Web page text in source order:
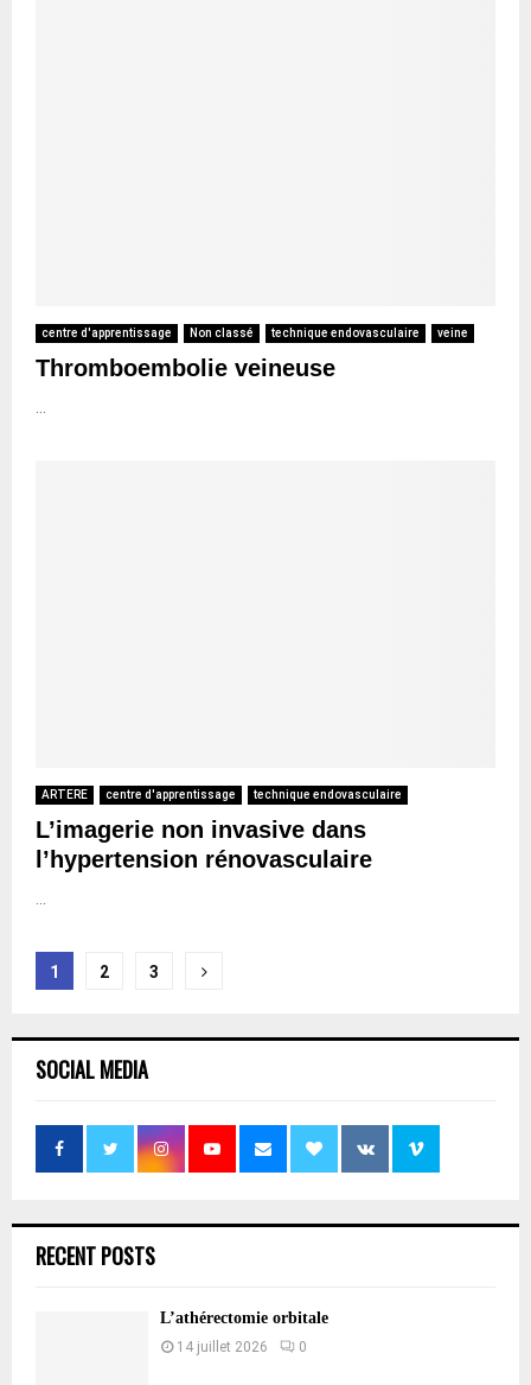
centre d'apprentissage Non classé technique endovasculaire veine
Thromboembolie veineuse
ARTERE centre d'apprentissage technique endovasculaire
L’imagerie non invasive dans
l’hypertension rénovasculaire
Pagination
publications
1 2 3
SOCIAL MEDIA
RECENT POSTS
L’athérectomie orbitale
14 juillet 2026 0